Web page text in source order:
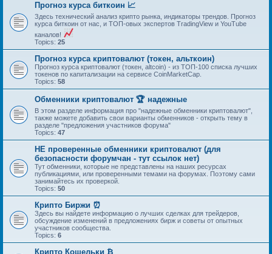
Прогноз курса биткоин 📈
Здесь технический анализ крипто рынка, индикаторы трендов. Прогноз
курса биткоин от нас, и ТОП-овых экспертов TradingView и YouTube
каналов!
Topics: 25
Прогноз курса криптовалют (токен, альткоин)
Прогноз курса криптовалют (токен, altcoin) - из ТОП-100 списка лучших
токенов по капитализации на сервисе CoinMarketCap.
Topics: 58
Обменники криптовалют 🏆 надежные
В этом разделе информация про "надежные обменники криптовалют",
также можете добавить свои варианты обменников - открыть тему в
разделе "предложения участников форума"
Topics: 47
НЕ проверенные обменники криптовалют (для
безопасности форумчан - тут ссылок нет)
Тут обменники, которые не представлены на наших ресурсах
публикациями, или проверенными темами на форумах. Поэтому сами
занимайтесь их проверкой.
Topics: 50
Крипто Биржи ⏰
Здесь вы найдете информацию о лучших сделках для трейдеров,
обсуждение изменений в предложениях бирж и советы от опытных
участников сообщества.
Topics: 6
Крипто Кошельки ₿